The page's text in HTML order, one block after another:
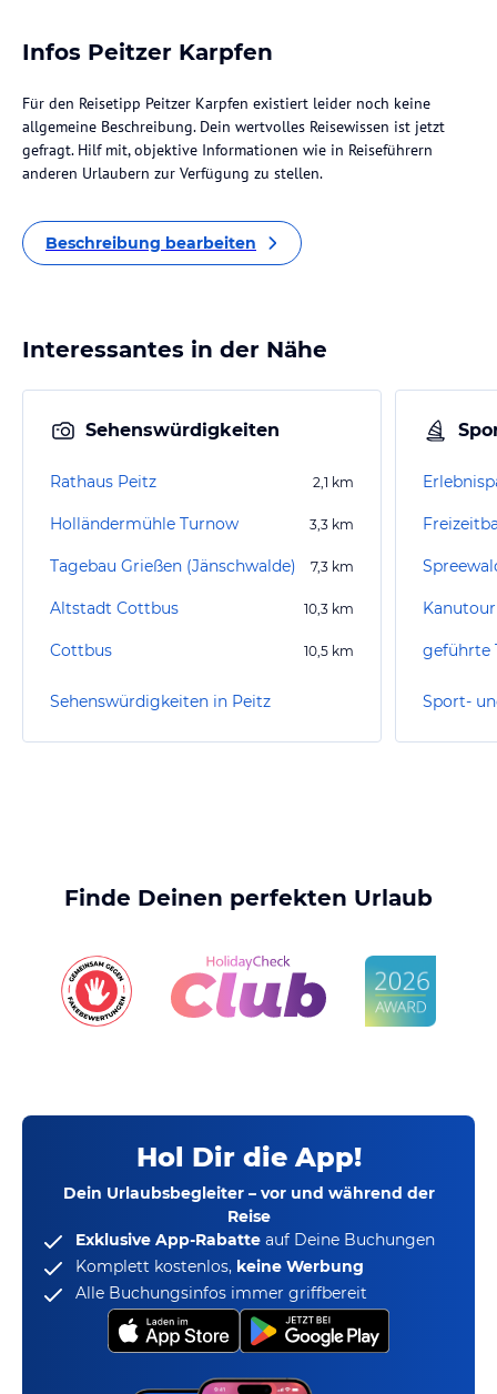
Infos Peitzer Karpfen
Für den Reisetipp Peitzer Karpfen existiert leider noch keine
allgemeine Beschreibung. Dein wertvolles Reisewissen ist jetzt
gefragt. Hilf mit, objektive Informationen wie in Reiseführern
anderen Urlaubern zur Verfügung zu stellen.
Beschreibung bearbeiten
Interessantes in der Nähe
Sehenswürdigkeiten
Rathaus Peitz 2,1 km
Holländermühle Turnow 3,3 km
Tagebau Grießen (Jänschwalde) 7,3 km
Altstadt Cottbus 10,3 km
Cottbus 10,5 km
Sehenswürdigkeiten in Peitz Sport-
Finde Deinen perfekten Urlaub
Hol Dir die App!
Dein Urlaubsbegleiter – vor und während der
Reise
Exklusive App-Rabatte auf Deine Buchungen
Komplett kostenlos, keine Werbung
Alle Buchungsinfos immer griffbereit